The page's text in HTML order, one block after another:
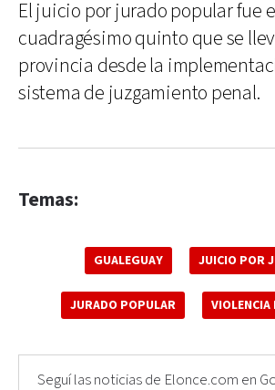
El juicio por jurado popular fue
cuadragésimo quinto que se
provincia desde la
sistema de juzgamiento penal.
Temas:
GUALEGUAY JUICIO POR
JURADO POPULAR VIOLENCIA
Seguí las noticias de Elonce.com en